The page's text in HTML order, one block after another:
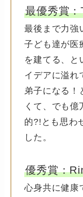
最優秀賞
最後まで力強
子ども達が医
を建てる、と
イデアに溢れ
弟子になる！
くて、でも億
的?!とも思わ
した。
優秀賞：
心身共に健康